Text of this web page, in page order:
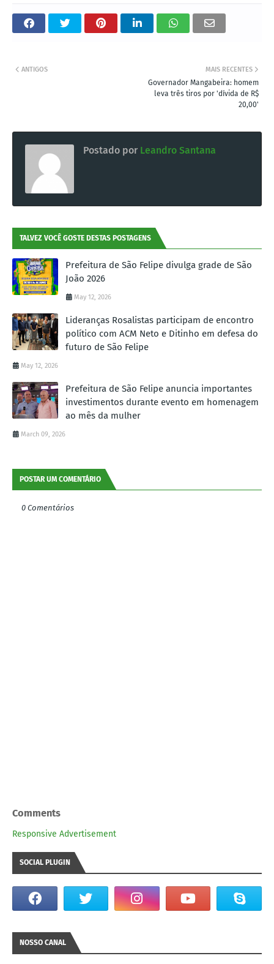
MAIS RECENTES
Governador Mangabeira: homem
leva três tiros por 'dívida de R$
20,00'
ANTIGOS
Postado por Leandro Santana
TALVEZ VOCÊ GOSTE DESTAS POSTAGENS
Prefeitura de São Felipe divulga grade de São
João 2026
May 12, 2026
Lideranças Rosalistas participam de encontro
político com ACM Neto e Ditinho em defesa do
futuro de São Felipe
May 12, 2026
Prefeitura de São Felipe anuncia importantes
investimentos durante evento em homenagem
ao mês da mulher
March 09, 2026
POSTAR UM COMENTÁRIO
0 Comentários
Comments
Responsive Advertisement
SOCIAL PLUGIN
NOSSO CANAL